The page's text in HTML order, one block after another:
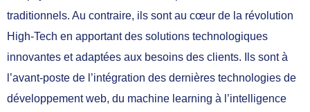
traditionnels. Au contraire, ils sont au cœur de la révolution
High-Tech en apportant des solutions technologiques
innovantes et adaptées aux besoins des clients. Ils sont à
l’avant-poste de l’intégration des dernières technologies de
développement web, du machine learning à l’intelligence